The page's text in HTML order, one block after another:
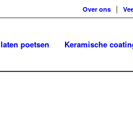
Over ons
poetsen Keramische